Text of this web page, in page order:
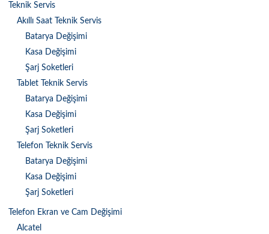
Teknik Servis
Akıllı Saat Teknik Servis
Batarya Değişimi
Kasa Değişimi
Şarj Soketleri
Tablet Teknik Servis
Batarya Değişimi
Kasa Değişimi
Şarj Soketleri
Telefon Teknik Servis
Batarya Değişimi
Kasa Değişimi
Şarj Soketleri
Telefon Ekran ve Cam Değişimi
Alcatel